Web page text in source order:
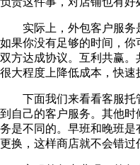
实际上，外包客户服务是
如果你没有足够的时间，你
双方达成协议。互利共赢
很大程度上降低成本，快速
下面我们来看看客服托
到自己的客户服务。其他
务是不同的。早班和晚班是
更换，这样商店就不会错过